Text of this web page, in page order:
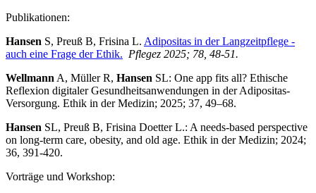
Publikationen:
Hansen S, Preuß B, Frisina L. Adipositas in der Langzeitpflege -
auch eine Frage der Ethik. Pflegez 2025; 78, 48-51.
Wellmann A, Müller R, Hansen SL: One app fits all? Ethische
Reflexion digitaler Gesundheitsanwendungen in der Adipositas-
Versorgung. Ethik in der Medizin; 2025; 37, 49–68.
Hansen SL, Preuß B, Frisina Doetter L.: A needs-based perspective
on long-term care, obesity, and old age. Ethik in der Medizin; 2024;
36, 391-420.
Vorträge und Workshop: